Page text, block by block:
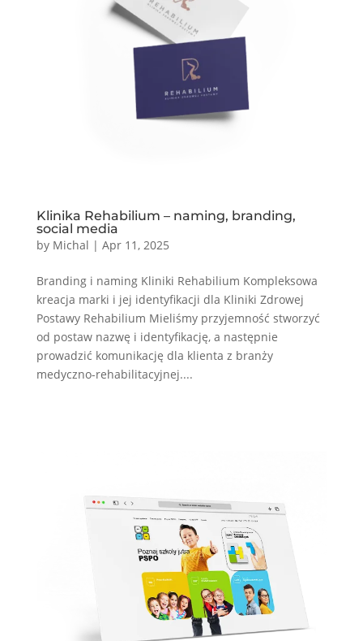
Klinika Rehabilium – naming, branding,
social media
by Michal | Apr 11, 2025
Branding i naming Kliniki Rehabilium Kompleksowa
kreacja marki i jej identyfikacji dla Kliniki Zdrowej
Postawy Rehabilium Mieliśmy przyjemność stworzyć
od postaw nazwę i identyfikację, a następnie
prowadzić komunikację dla klienta z branży
medyczno-rehabilitacyjnej....